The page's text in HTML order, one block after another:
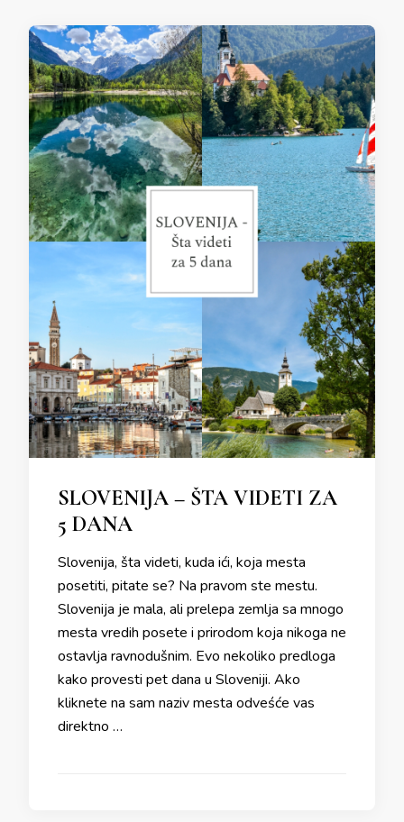
SLOVENIJA – ŠTA VIDETI ZA
5 DANA
Slovenija, šta videti, kuda ići, koja mesta
posetiti, pitate se? Na pravom ste mestu.
Slovenija je mala, ali prelepa zemlja sa mnogo
mesta vredih posete i prirodom koja nikoga ne
ostavlja ravnodušnim. Evo nekoliko predloga
kako provesti pet dana u Sloveniji. Ako
kliknete na sam naziv mesta odveśće vas
direktno …